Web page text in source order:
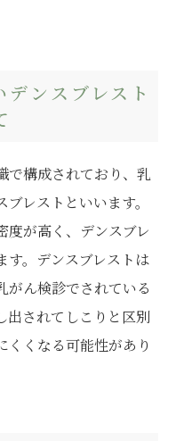
ンスブレスト
で構成されており、乳
レストといいます。
度が高く、デンスブレ
す。デンスブレストは
がん検診でされている
出されてしこりと区別
くくなる可能性があり